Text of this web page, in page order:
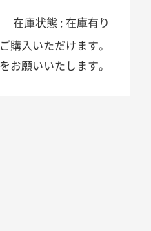
在庫状態 : 在庫有り
購入いただけます。
をお願いいたします。